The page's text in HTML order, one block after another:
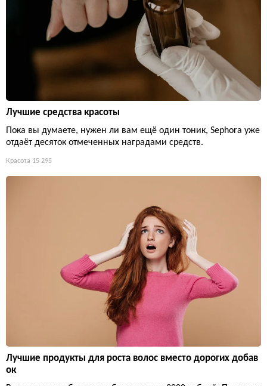
Лучшие средства красоты
Пока вы думаете, нужен ли вам ещё один тоник, Sephora уже
отдаёт десяток отмеченных наградами средств.
Красота 15 295
Лучшие продукты для роста волос вместо дорогих добав
ок